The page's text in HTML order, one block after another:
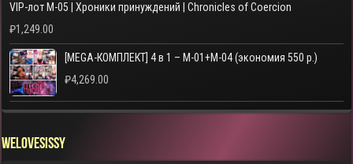
VIP-лот M-05 | Хроники принуждений | Chronicles of Coercion
₽1,249.00
[MEGA-КОМПЛЕКТ] 4 в 1 – M-01+M-04 (экономия 550 р.)
₽4,269.00
WELOVESISSY